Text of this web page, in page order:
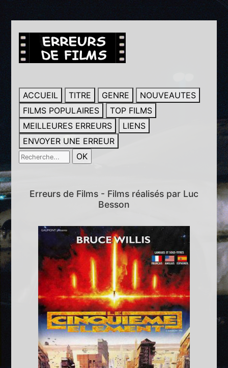
ACCUEIL TITRE GENRE
NOUVEAUTES
FILMS POPULAIRES
TOP FILMS
MEILLEURES ERREURS
LIENS
ENVOYER UNE ERREUR
Erreurs de Films - Films réalisés par Luc
Besson